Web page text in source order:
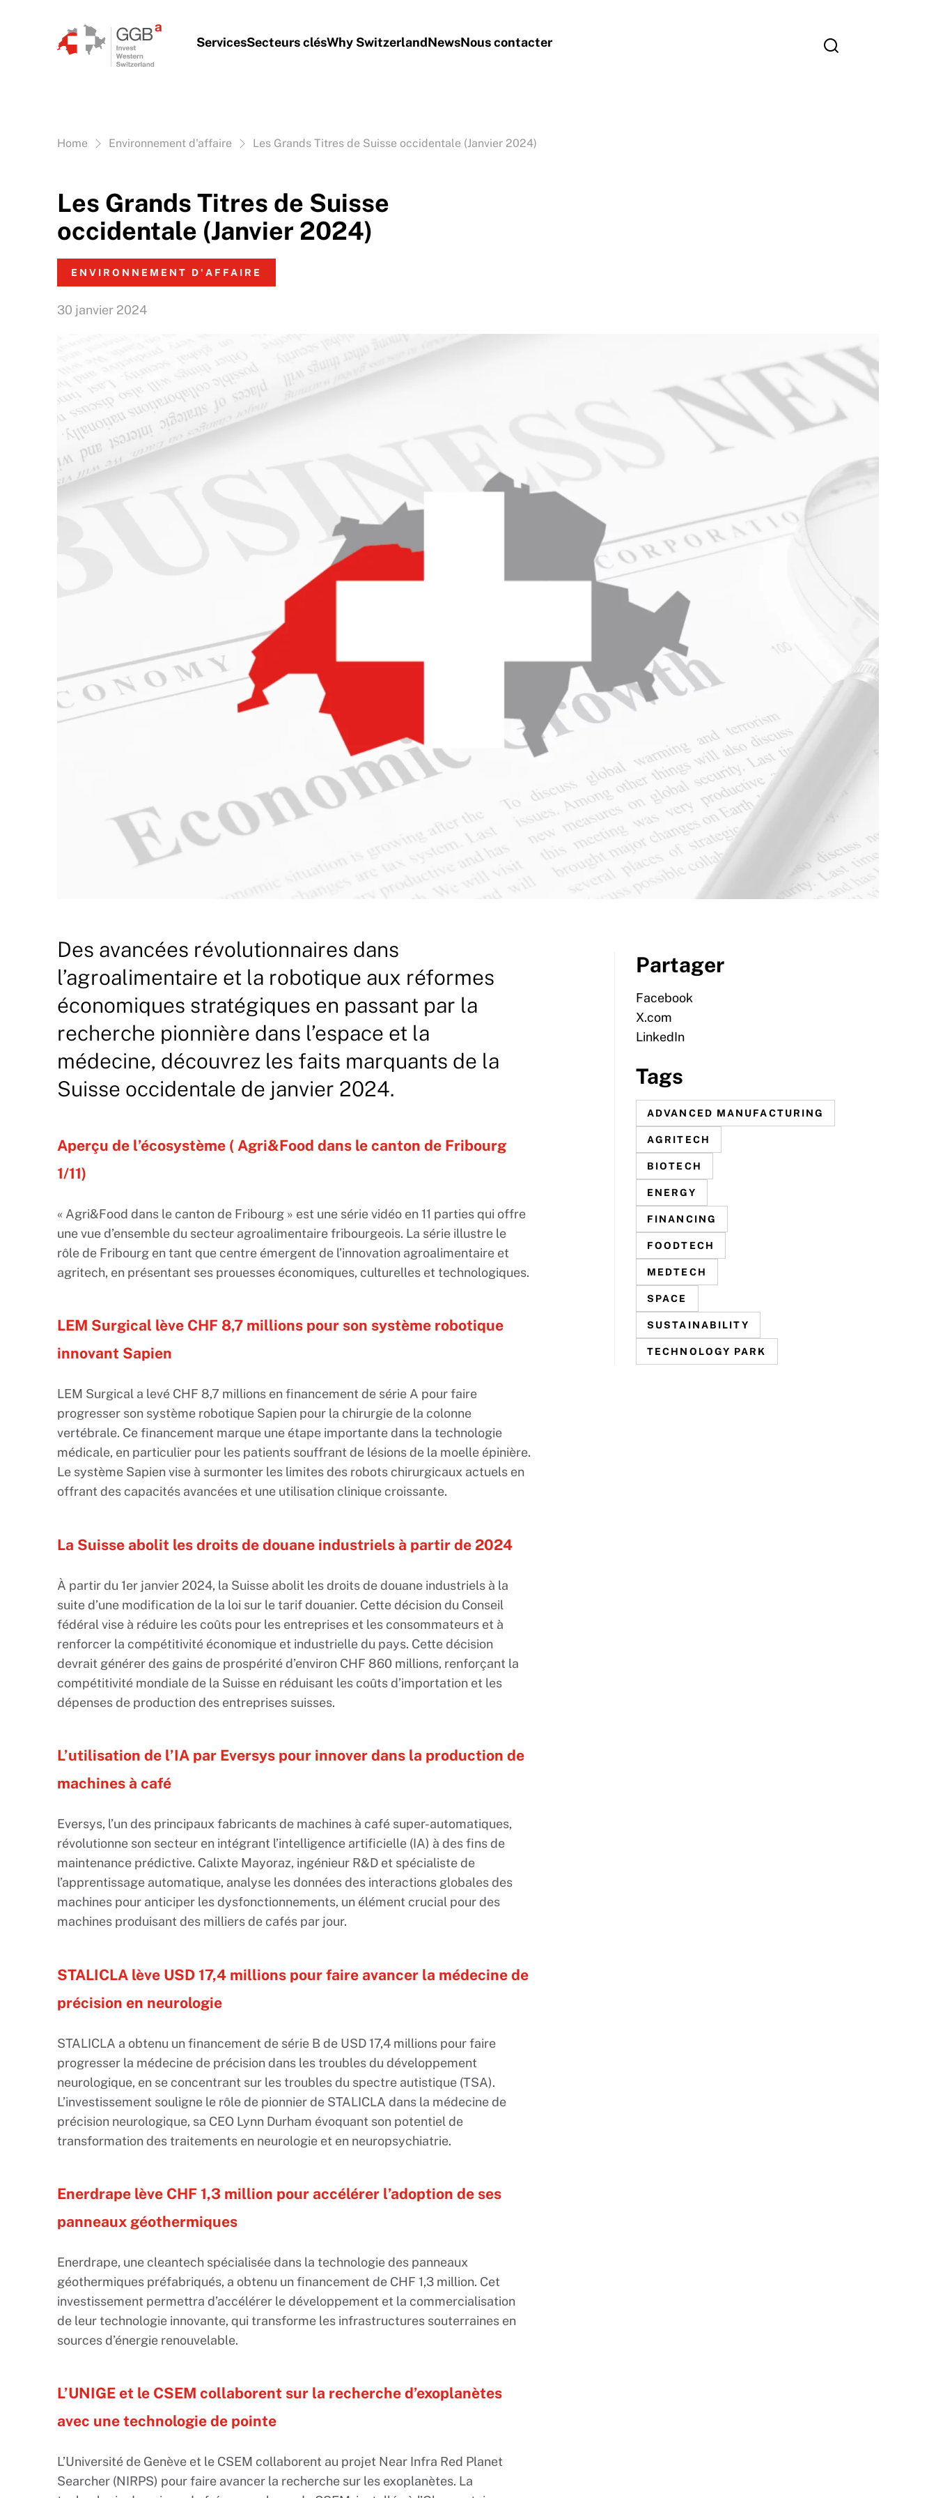
ServicesSecteurs clésWhy SwitzerlandNewsNous contacter
Vous êtes ici:
Home Environnement d'affaire Les Grands Titres de Suisse occidentale (Janvier 2024)
Les Grands Titres de Suisse
occidentale (Janvier 2024)
ENVIRONNEMENT D'AFFAIRE
30 janvier 2024
Des avancées révolutionnaires dans
l’agroalimentaire et la robotique aux réformes
économiques stratégiques en passant par la
recherche pionnière dans l’espace et la
médecine, découvrez les faits marquants de la
Suisse occidentale de janvier 2024.
Aperçu de l’écosystème ( Agri&Food dans le canton de Fribourg
1/11)
« Agri&Food dans le canton de Fribourg » est une série vidéo en 11 parties qui offre
une vue d’ensemble du secteur agroalimentaire fribourgeois. La série illustre le
rôle de Fribourg en tant que centre émergent de l’innovation agroalimentaire et
agritech, en présentant ses prouesses économiques, culturelles et technologiques.
LEM Surgical lève CHF 8,7 millions pour son système robotique
innovant Sapien
LEM Surgical a levé CHF 8,7 millions en financement de série A pour faire
progresser son système robotique Sapien pour la chirurgie de la colonne
vertébrale. Ce financement marque une étape importante dans la technologie
médicale, en particulier pour les patients souffrant de lésions de la moelle épinière.
Le système Sapien vise à surmonter les limites des robots chirurgicaux actuels en
offrant des capacités avancées et une utilisation clinique croissante.
La Suisse abolit les droits de douane industriels à partir de 2024
À partir du 1er janvier 2024, la Suisse abolit les droits de douane industriels à la
suite d’une modification de la loi sur le tarif douanier. Cette décision du Conseil
fédéral vise à réduire les coûts pour les entreprises et les consommateurs et à
renforcer la compétitivité économique et industrielle du pays. Cette décision
devrait générer des gains de prospérité d’environ CHF 860 millions, renforçant la
compétitivité mondiale de la Suisse en réduisant les coûts d’importation et les
dépenses de production des entreprises suisses.
L’utilisation de l’IA par Eversys pour innover dans la production de
machines à café
Eversys, l’un des principaux fabricants de machines à café super-automatiques,
révolutionne son secteur en intégrant l’intelligence artificielle (IA) à des fins de
maintenance prédictive. Calixte Mayoraz, ingénieur R&D et spécialiste de
l’apprentissage automatique, analyse les données des interactions globales des
machines pour anticiper les dysfonctionnements, un élément crucial pour des
machines produisant des milliers de cafés par jour.
STALICLA lève USD 17,4 millions pour faire avancer la médecine de
précision en neurologie
STALICLA a obtenu un financement de série B de USD 17,4 millions pour faire
progresser la médecine de précision dans les troubles du développement
neurologique, en se concentrant sur les troubles du spectre autistique (TSA).
L’investissement souligne le rôle de pionnier de STALICLA dans la médecine de
précision neurologique, sa CEO Lynn Durham évoquant son potentiel de
transformation des traitements en neurologie et en neuropsychiatrie.
Enerdrape lève CHF 1,3 million pour accélérer l’adoption de ses
panneaux géothermiques
Enerdrape, une cleantech spécialisée dans la technologie des panneaux
géothermiques préfabriqués, a obtenu un financement de CHF 1,3 million. Cet
investissement permettra d’accélérer le développement et la commercialisation
de leur technologie innovante, qui transforme les infrastructures souterraines en
sources d’énergie renouvelable.
L’UNIGE et le CSEM collaborent sur la recherche d’exoplanètes
avec une technologie de pointe
L’Université de Genève et le CSEM collaborent au projet Near Infra Red Planet
Searcher (NIRPS) pour faire avancer la recherche sur les exoplanètes. La
Partager
Facebook
X.com
LinkedIn
Tags
ADVANCED MANUFACTURING
AGRITECH
BIOTECH
ENERGY
FINANCING
FOODTECH
MEDTECH
SPACE
SUSTAINABILITY
TECHNOLOGY PARK